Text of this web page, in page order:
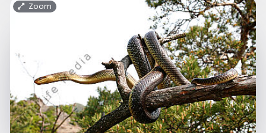
Zoom